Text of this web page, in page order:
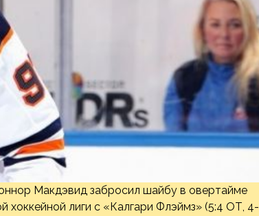
Макдэвид забросил шайбу в овертайме
хоккейной лиги с «Калгари Флэймз» (5:4 ОТ, 4-